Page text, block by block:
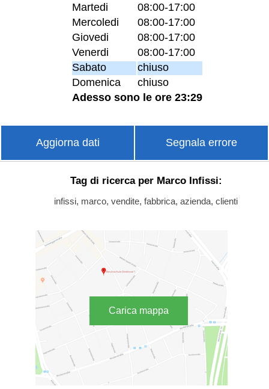
Martedi
08:00-17:00
Mercoledi
08:00-17:00
Giovedi
08:00-17:00
Venerdi
08:00-17:00
Sabato
chiuso
Domenica
chiuso
Adesso sono le ore 23:29
Aggiorna dati Segnala errore
Tag di ricerca per Marco Infissi:
infissi, marco, vendite, fabbrica, azienda, clienti
Carica mappa